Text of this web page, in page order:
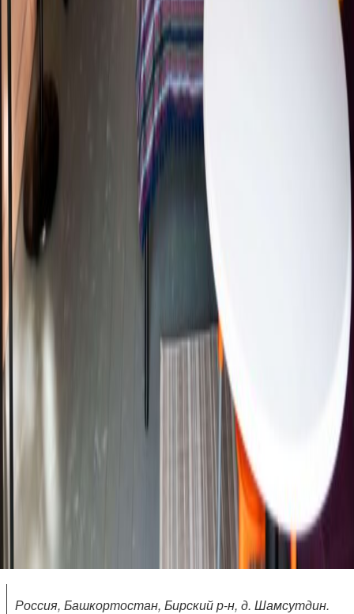
Россия, Башкортостан, Бирский р-н, д. Шамсутдин.